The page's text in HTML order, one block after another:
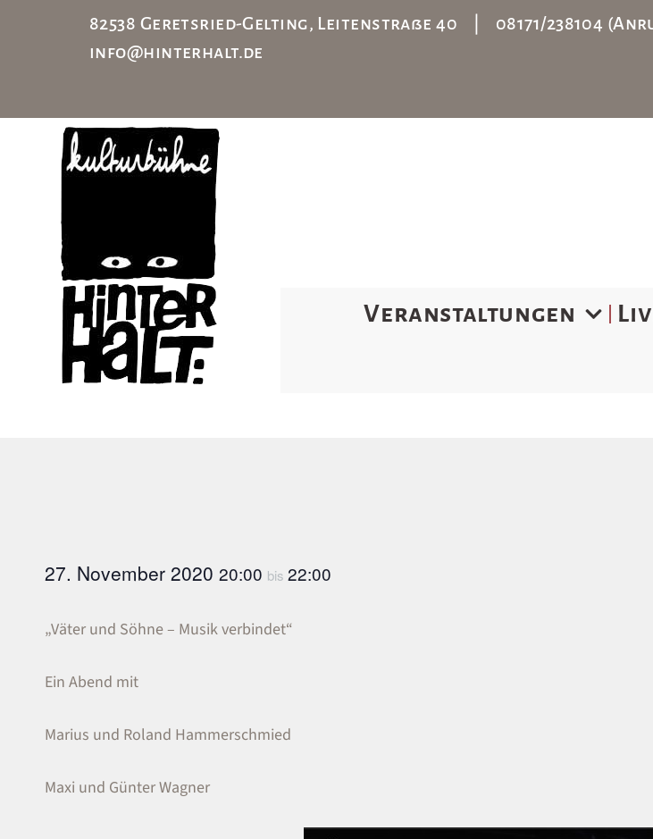
82538 Geretsried-Gelting, Leitenstraße 40 | 08171/238104
info@hinterhalt.de
Veranstaltungen
27. November 2020 20:00 bis 22:00
„Väter und Söhne – Musik verbindet“
Ein Abend mit
Marius und Roland Hammerschmied
Maxi und Günter Wagner